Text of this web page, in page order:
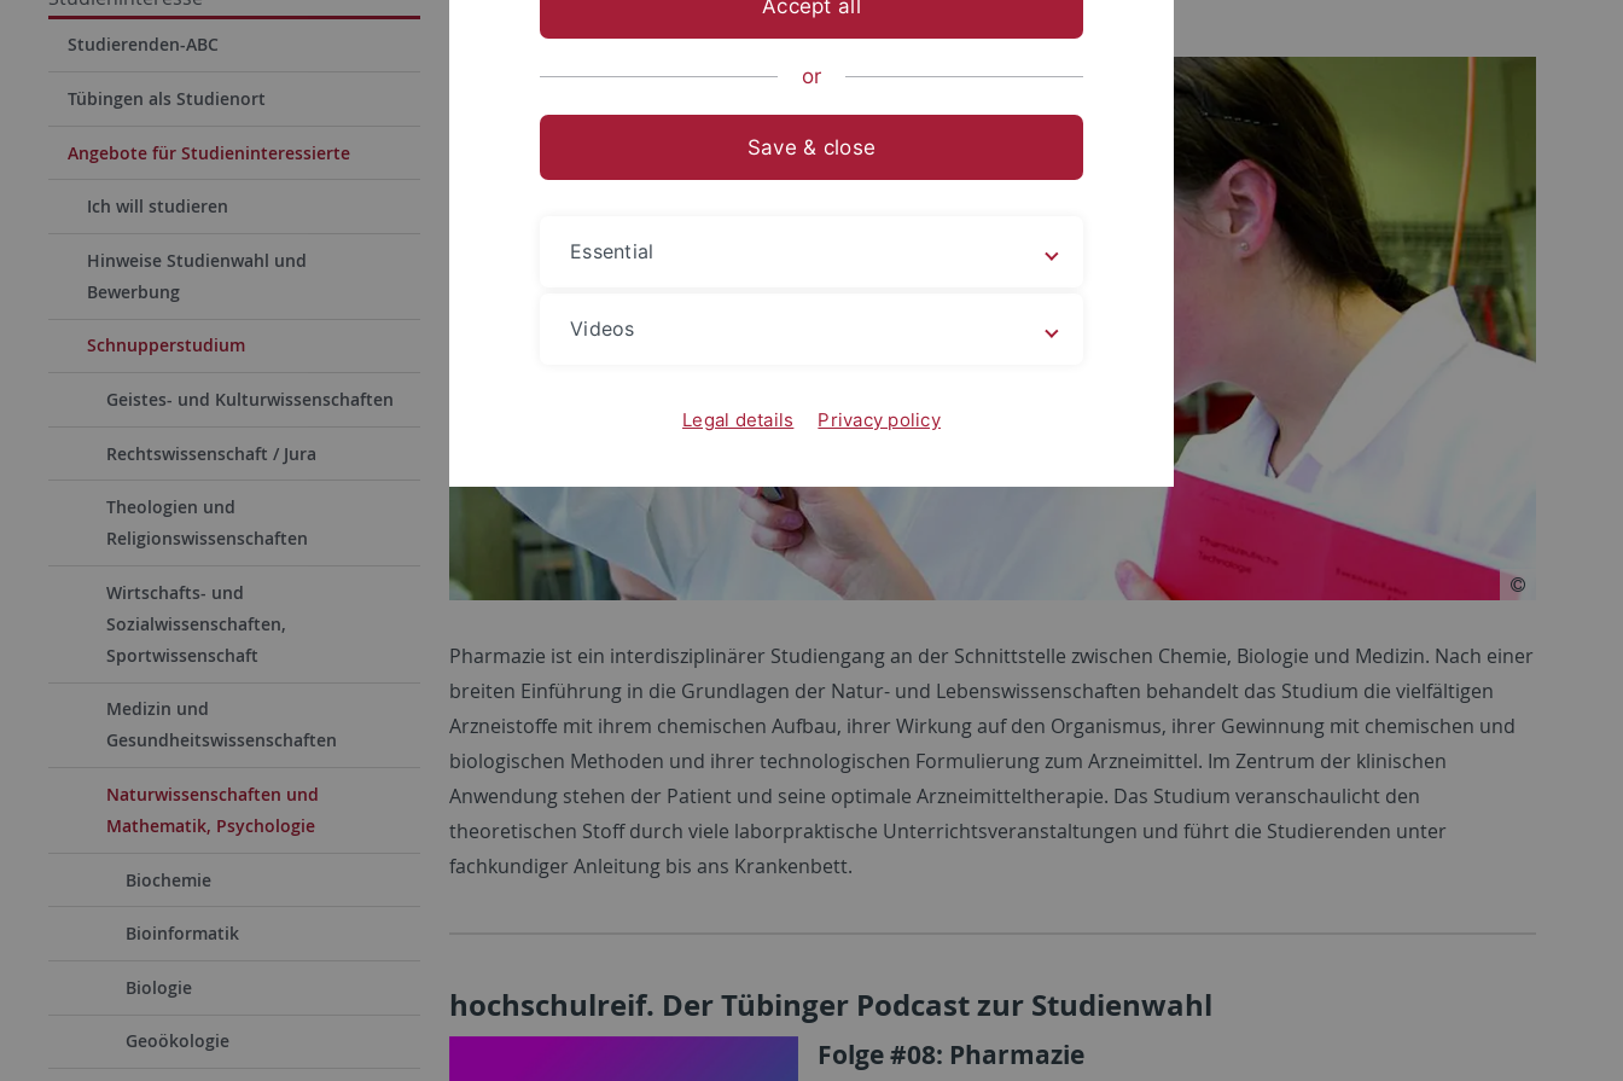
Studierenden-ABC
Tübingen als Studienort
Angebote für Studieninteressierte
Ich will studieren
Hinweise Studienwahl und
Bewerbung
Schnupperstudium
Geistes- und Kulturwissenschaften
Rechtswissenschaft / Jura
Theologien und
Religionswissenschaften
Wirtschafts- und
Sozialwissenschaften,
Sportwissenschaft
Medizin und
Gesundheitswissenschaften
Naturwissenschaften und
Mathematik, Psychologie
Biochemie
Bioinformatik
Biologie
Geoökologie
Pharmazie ist ein interdisziplinärer Studiengang an der Schnittstelle zwischen Chemie, Biologie und Medizin. Nach einer
breiten Einführung in die Grundlagen der Natur- und Lebenswissenschaften behandelt das Studium die vielfältigen
Arzneistoffe mit ihrem chemischen Aufbau, ihrer Wirkung auf den Organismus, ihrer Gewinnung mit chemischen und
biologischen Methoden und ihrer technologischen Formulierung zum Arzneimittel. Im Zentrum der klinischen
Anwendung stehen der Patient und seine optimale Arzneimitteltherapie. Das Studium veranschaulicht den
theoretischen Stoff durch viele laborpraktische Unterrichtsveranstaltungen und führt die Studierenden unter
fachkundiger Anleitung bis ans Krankenbett.
hochschulreif. Der Tübinger Podcast zur Studienwahl
Folge #08: Pharmazie
Accept all
or
Save & close
Essential
Videos
Legal details Privacy policy